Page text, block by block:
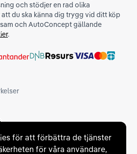
för att förbättra de tjänster
för våra användare,
och stödjer en rad olika
du ska känna dig trygg vid ditt köp
och AutoConcept gällande
.